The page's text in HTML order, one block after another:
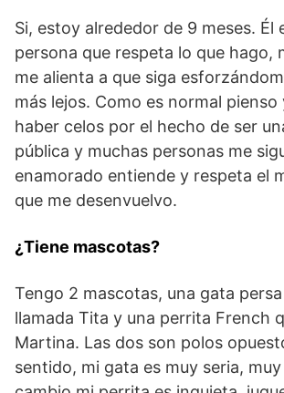
Si, estoy alrededor de 9 meses. Él
persona que respeta lo que hago,
me alienta a que siga
más lejos. Como es normal pienso
haber celos por el hecho de ser
pública y muchas personas me
enamorado entiende y respeta el
que me desenvuelvo.
¿Tiene mascotas?
Tengo 2 mascotas, una gata
llamada Tita y una perrita French
Martina. Las dos son polos
sentido, mi gata es muy seria,